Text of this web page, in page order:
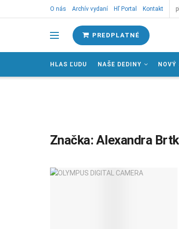
O nás Archív vydaní Hľ Portal Kontakt
PREDPLATNÉ
HLAS ĽUDU NAŠE DEDINY NOVÝ
Značka: Alexandra